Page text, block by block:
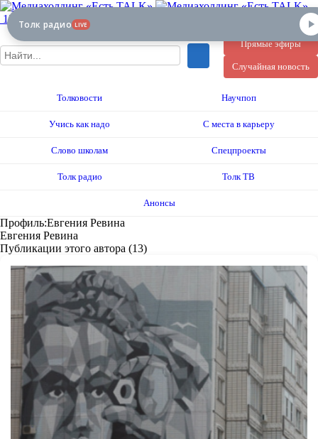
12+
Прямые эфиры
Случайная новость
Толковости Научпоп
Учись как надо С места в карьеру
Слово школам Спецпроекты
Толк радио Толк ТВ
Анонсы
Профиль:Евгения Ревина
Евгения Ревина
Публикации этого автора (13)
Толк радио LIVE